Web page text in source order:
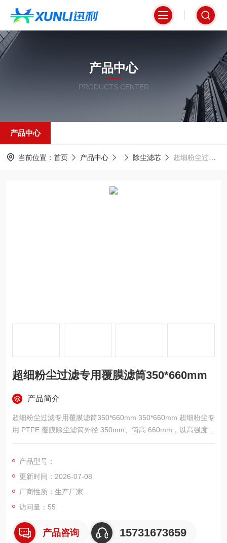
产品中心
PRODUCTS CENTER
产品中心
当前位置： 首页 产品中心 除尘滤芯 超细粉尘过滤专用覆膜滤筒350*660mm
超细粉尘过滤专用覆膜滤筒350*660mm
产品简介
超细粉尘过滤专用覆膜滤筒350*660mm 350*660mm 超细粉尘专
用 PTFE 覆膜除尘滤筒外径 350mm、筒高 660mm，以高强度聚
酯针刺毡为基底，表面热压复合 PTFE 微孔薄膜，经深褶折叠一
持六耳快拆、法兰顶装两种安装方式。专为 0.3μm 级超细粉料、
漆雾、焊接烟尘等微细粉尘设计，依托表面过滤原理拦截细微颗
粒物。
产品型号：
更新时间：2026-07-08
厂商性质：生产厂家
访问量：55
产品咨询 15731673659